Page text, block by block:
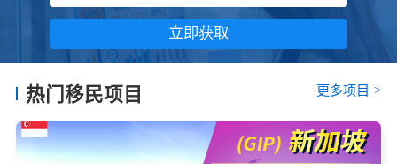
立即获取
热门移民项目 更多项目 >